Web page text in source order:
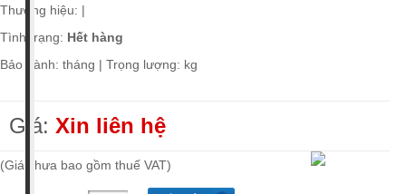
Thương hiệu: |
Tình trạng: Hết hàng
Bảo hành: tháng | Trọng lượng: kg
Giá: Xin liên hệ
(Giá chưa bao gồm thuế VAT)